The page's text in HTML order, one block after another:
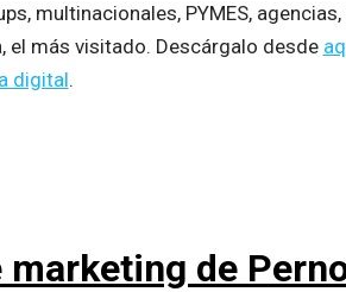
multinacionales, PYMES,
el más visitado. Descárgalo desde
digital.
de